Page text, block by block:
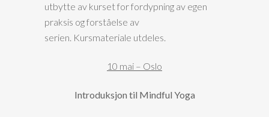
utbytte av kurset for fordypning av egen
praksis og forståelse av
serien. Kursmateriale utdeles.
10 mai – Oslo
Introduksjon til Mindful Yoga